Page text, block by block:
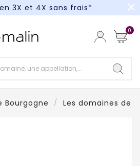
3X et 4X sans frais*
3X et 4X sans frais*
close
0
Bourgogne Les domaines de